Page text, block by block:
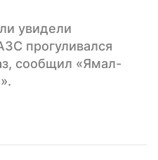
увидели
прогуливался
сообщил «Ямал-